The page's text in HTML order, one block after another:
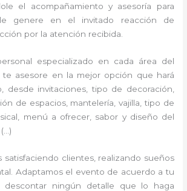
el acompañamiento y asesoría para
genere en el invitado reacción de
por la atención recibida.
especializado en cada área del
asesore en la mejor opción que hará
desde invitaciones, tipo de decoración,
de espacios, mantelería, vajilla, tipo de
menú a ofrecer, sabor y diseño del
satisfaciendo clientes, realizando sueños
Adaptamos el evento de acuerdo a tu
descontar ningún detalle que lo haga